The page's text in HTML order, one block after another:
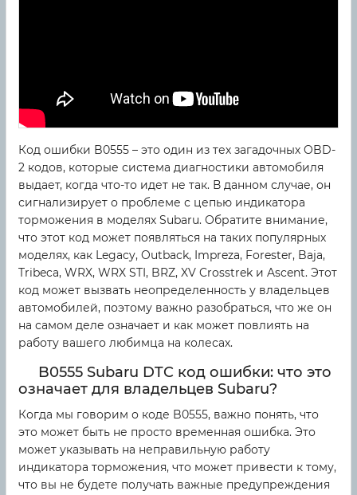
Код ошибки B0555 – это один из тех загадочных OBD-
2 кодов, которые система диагностики автомобиля
выдает, когда что-то идет не так. В данном случае, он
сигнализирует о проблеме с цепью индикатора
торможения в моделях Subaru. Обратите внимание,
что этот код может появляться на таких популярных
моделях, как Legacy, Outback, Impreza, Forester, Baja,
Tribeca, WRX, WRX STI, BRZ, XV Crosstrek и Ascent. Этот
код может вызвать неопределенность у владельцев
автомобилей, поэтому важно разобраться, что же он
на самом деле означает и как может повлиять на
работу вашего любимца на колесах.
B0555 Subaru DTC код ошибки: что это
означает для владельцев Subaru?
Когда мы говорим о коде B0555, важно понять, что
это может быть не просто временная ошибка. Это
может указывать на неправильную работу
индикатора торможения, что может привести к тому,
что вы не будете получать важные предупреждения